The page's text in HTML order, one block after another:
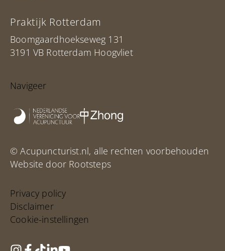
Praktijk Rotterdam
Boomgaardhoekseweg 131
3191 VB Rotterdam Hoogvliet
Navigeer
© Acupuncturist.nl, alle rechten voorbehouden
Website door Rootsteps
Privacy policy
Disclaimer
Cookie-instellingen